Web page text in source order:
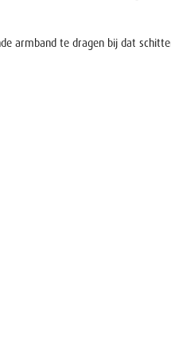
armband te dragen bij dat